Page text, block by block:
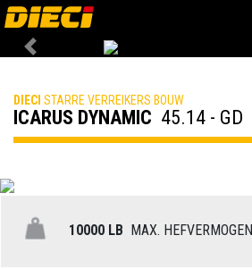
Previous
DIECI STARRE VERREIKERS BOUW
ICARUS DYNAMIC 45.14 - GD
10000 LB MAX. HEFVERMOGEN